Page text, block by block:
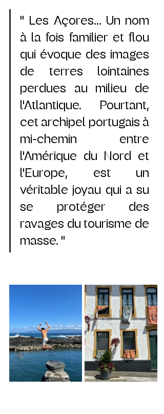
" Les Açores... Un nom
à la fois familier et flou
qui évoque des images
de terres lointaines
perdues au milieu de
l'Atlantique. Pourtant,
cet archipel portugais à
mi-chemin entre
l'Amérique du Nord et
l'Europe, est un
véritable joyau qui a su
se protéger des
ravages du tourisme de
masse. "